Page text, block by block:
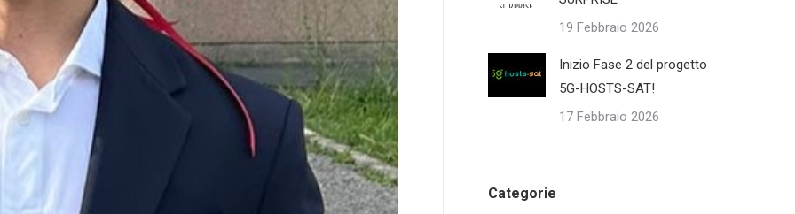
19 Febbraio 2026
Inizio Fase 2 del progetto
5G-HOSTS-SAT!
17 Febbraio 2026
Categorie